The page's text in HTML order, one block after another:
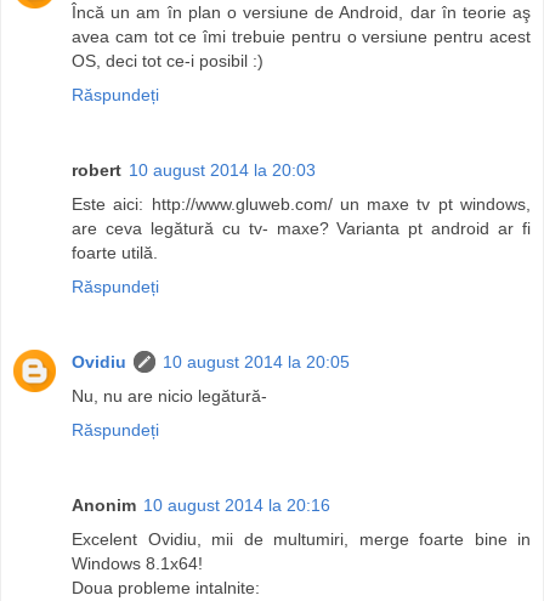
Încă un am în plan o versiune de Android, dar în teorie aş
avea cam tot ce îmi trebuie pentru o versiune pentru acest
OS, deci tot ce-i posibil :)
Răspundeți
robert 10 august 2014 la 20:03
Este aici: http://www.gluweb.com/ un maxe tv pt windows,
are ceva legătură cu tv- maxe? Varianta pt android ar fi
foarte utilă.
Răspundeți
Ovidiu
10 august 2014 la 20:05
Nu, nu are nicio legătură-
Răspundeți
Anonim 10 august 2014 la 20:16
Excelent Ovidiu, mii de multumiri, merge foarte bine in
Windows 8.1x64!
Doua probleme intalnite: